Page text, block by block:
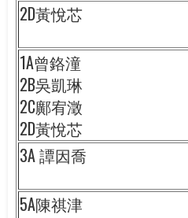
2D黃悅芯
1A曾鉻潼
2B吳凱琳
2C鄺宥澂
2D黃悅芯
3A 譚因喬
5A陳祺津